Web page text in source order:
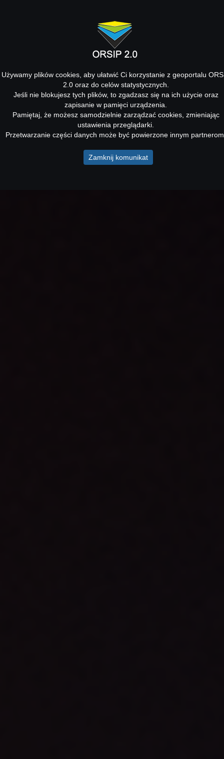
Używamy plików cookies, aby ułatwić Ci korzystanie z geoportalu
2.0 oraz do celów statystycznych.
Jeśli nie blokujesz tych plików, to zgadzasz się na ich użycie oraz
zapisanie w pamięci urządzenia.
Pamiętaj, że możesz samodzielnie zarządzać cookies, zmieniając
ustawienia przeglądarki.
Przetwarzanie części danych może być powierzone innym
Zamknij komunikat